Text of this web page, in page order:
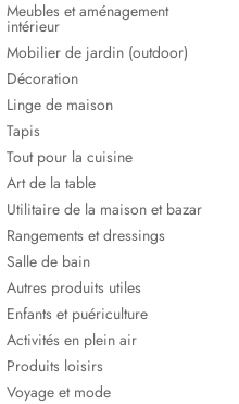
Meubles et aménagement
intérieur
Mobilier de jardin (outdoor)
Décoration
Linge de maison
Tapis
Tout pour la cuisine
Art de la table
Utilitaire de la maison et bazar
Rangements et dressings
Salle de bain
Autres produits utiles
Enfants et puériculture
Activités en plein air
Produits loisirs
Voyage et mode